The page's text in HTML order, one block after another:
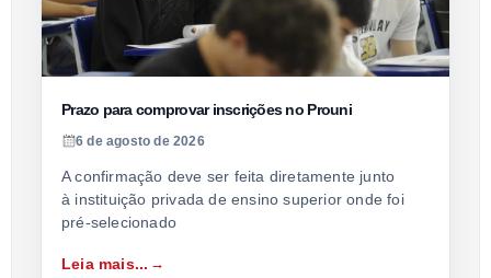
Prazo para comprovar inscrições no Prouni
6 de agosto de 2026
A confirmação deve ser feita diretamente junto
à instituição privada de ensino superior onde foi
pré-selecionado
Leia mais...